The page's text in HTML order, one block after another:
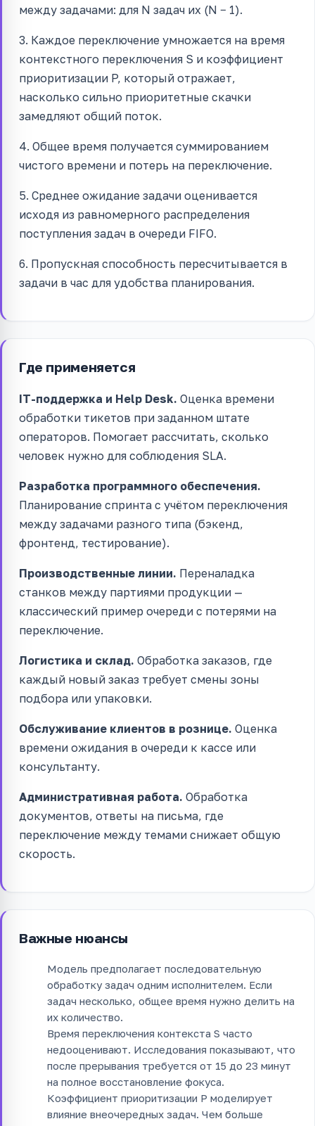
между задачами: для N задач их (N − 1).
3. Каждое переключение умножается на время
контекстного переключения S и коэффициент
приоритизации P, который отражает,
насколько сильно приоритетные скачки
замедляют общий поток.
4. Общее время получается суммированием
чистого времени и потерь на переключение.
5. Среднее ожидание задачи оценивается
исходя из равномерного распределения
поступления задач в очереди FIFO.
6. Пропускная способность пересчитывается в
задачи в час для удобства планирования.
Где применяется
IT-поддержка и Help Desk. Оценка времени
обработки тикетов при заданном штате
операторов. Помогает рассчитать, сколько
человек нужно для соблюдения SLA.
Разработка программного обеспечения.
Планирование спринта с учётом переключения
между задачами разного типа (бэкенд,
фронтенд, тестирование).
Производственные линии. Переналадка
станков между партиями продукции —
классический пример очереди с потерями на
переключение.
Логистика и склад. Обработка заказов, где
каждый новый заказ требует смены зоны
подбора или упаковки.
Обслуживание клиентов в рознице. Оценка
времени ожидания в очереди к кассе или
консультанту.
Административная работа. Обработка
документов, ответы на письма, где
переключение между темами снижает общую
скорость.
Важные нюансы
Модель предполагает последовательную
обработку задач одним исполнителем. Если
задач несколько, общее время нужно делить на
их количество.
Время переключения контекста S часто
недооценивают. Исследования показывают, что
после прерывания требуется от 15 до 23 минут
на полное восстановление фокуса.
Коэффициент приоритизации P моделирует
влияние внеочередных задач. Чем больше